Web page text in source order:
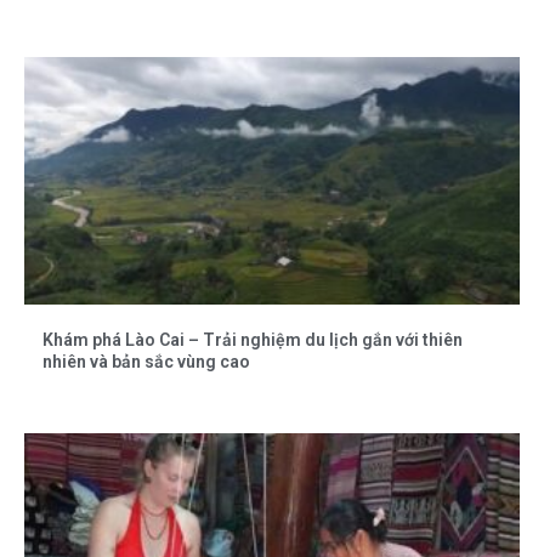
Khám phá Lào Cai – Trải nghiệm du lịch gắn với thiên
nhiên và bản sắc vùng cao